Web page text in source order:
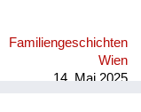
Familiengeschichten
Wien
14. Mai 2025